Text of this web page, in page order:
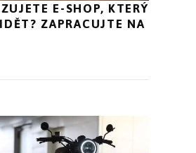
E-SHOP, KTERÝ
ZAPRACUJTE NA